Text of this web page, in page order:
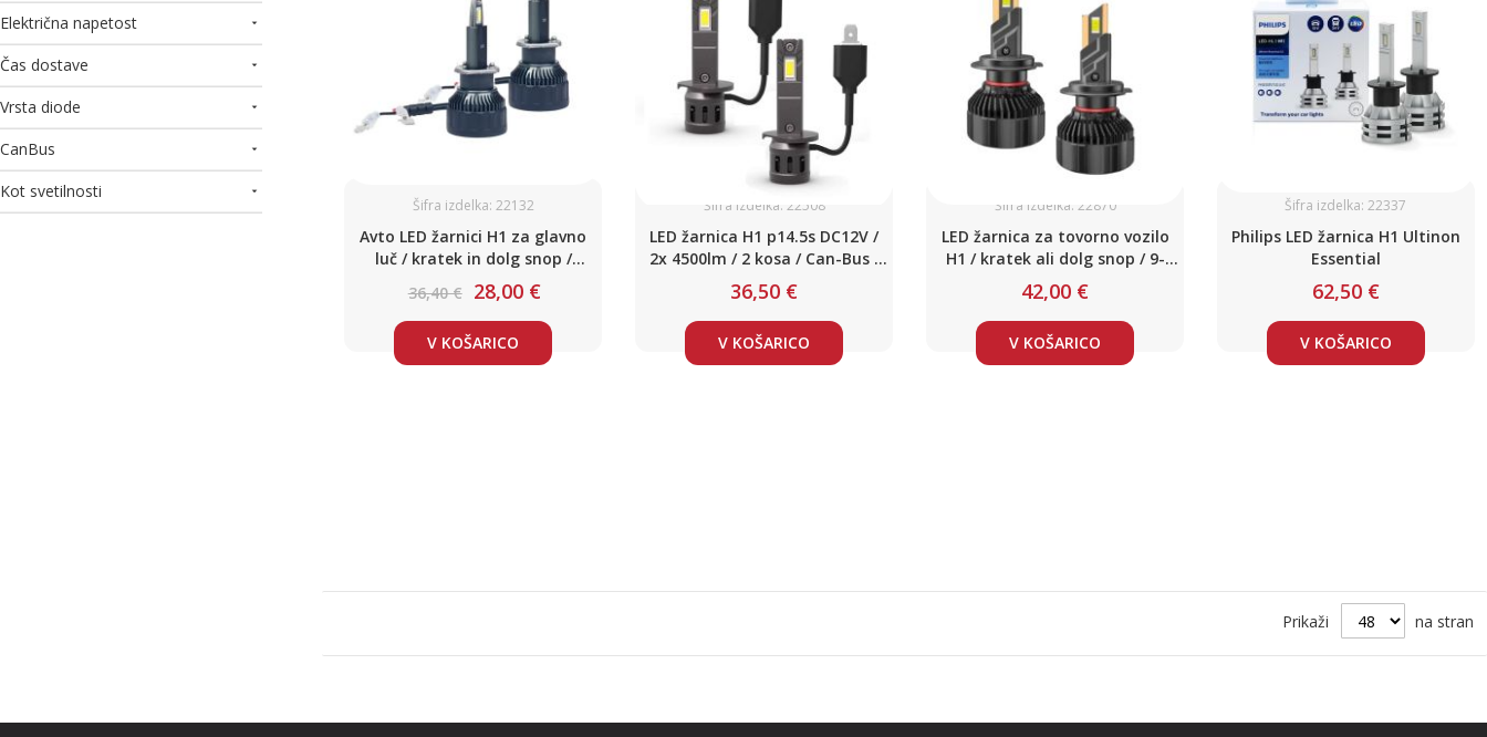
Šifra izdelka: 22132
Avto LED žarnici H1 za glavno
luč / kratek in dolg snop /
Hladno bela / DC12-24V / 2x
35W / 2x 4800 lm
36,40 € 28,00 €
V KOŠARICO
Šifra izdelka: 22508
LED žarnica H1 p14.5s DC12V /
2x 4500lm / 2 kosa / Can-Bus /
Set 2 kosa
36,50 €
V KOŠARICO
Šifra izdelka: 22870
LED žarnica za tovorno vozilo
H1 / kratek ali dolg snop / 9-
36V / 2x 36W / 2x 5200lm
42,00 €
V KOŠARICO
Šifra izdelka: 22337
Philips LED žarnica H1 Ultinon
Essential
62,50 €
V KOŠARICO
Prikaži na stran
Električna napetost
Čas dostave
Vrsta diode
CanBus
Kot svetilnosti